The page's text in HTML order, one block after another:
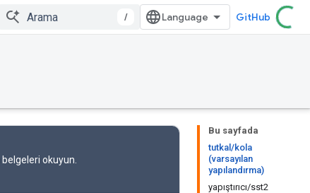
/ GitHub
Bu sayfada
tutkal/kola
(varsayılan
yapılandırma)
yapıştırıcı/sst2
belgeleri okuyun.